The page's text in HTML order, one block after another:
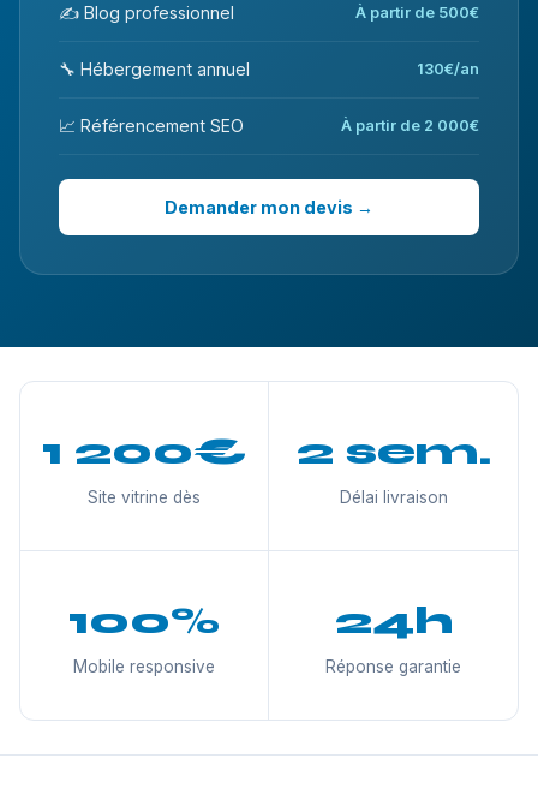
✍️ Blog professionnel À partir de 500€
🔧 Hébergement annuel 130€/an
📈 Référencement SEO À partir de 2 000€
Demander mon devis →
1 200€
Site vitrine dès
2 sem.
Délai livraison
100%
Mobile responsive
24h
Réponse garantie